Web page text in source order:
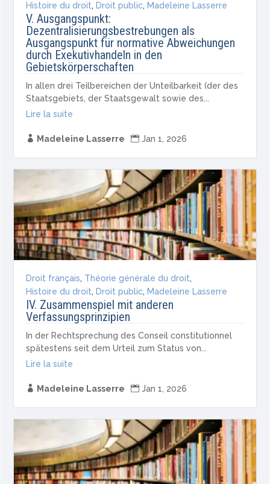
Histoire du droit, Droit public, Madeleine Lasserre
V. Ausgangspunkt:
Dezentralisierungsbestrebungen als
Ausgangspunkt für normative Abweichungen
durch Exekutivhandeln in den
Gebietskörperschaften
In allen drei Teilbereichen der Unteilbarkeit (der des
Staatsgebiets, der Staatsgewalt sowie des...
Lire la suite
 Madeleine Lasserre  Jan 1, 2026
Droit français, Théorie générale du droit,
Histoire du droit, Droit public, Madeleine Lasserre
IV. Zusammenspiel mit anderen
Verfassungsprinzipien
In der Rechtsprechung des Conseil constitutionnel
spätestens seit dem Urteil zum Status von...
Lire la suite
 Madeleine Lasserre  Jan 1, 2026